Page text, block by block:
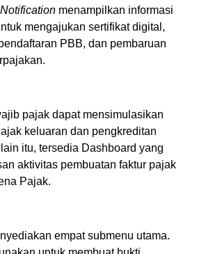
menampilkan informasi
mengajukan sertifikat digital,
PBB, dan pembaruan
pajak dapat mensimulasikan
keluaran dan pengkreditan
itu, tersedia Dashboard yang
aktivitas pembuatan faktur pajak
Pajak.
empat submenu utama.